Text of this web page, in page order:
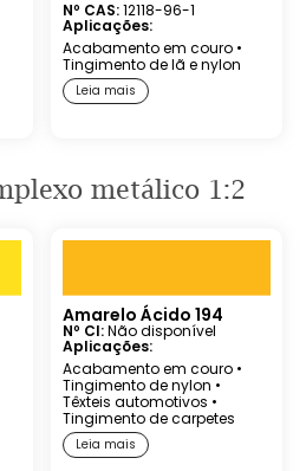
Nº CAS:12118-96-1
Aplicações:
Acabamento em couro•
Tingimento de lã e nylon
Leia mais
metálico 1:2
Amarelo Ácido 194
Nº CI:Não disponível
Aplicações:
Acabamento em couro•
Tingimento de nylon •
Têxteis automotivos •
Tingimento de carpetes
Leia mais